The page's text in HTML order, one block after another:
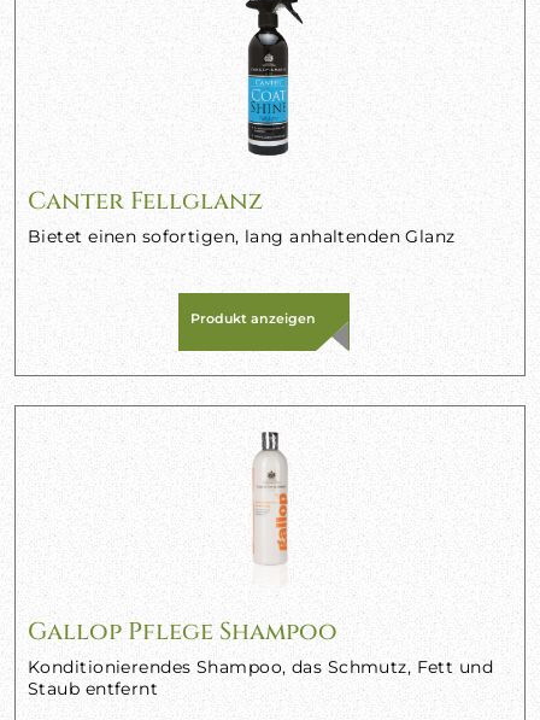
Canter Fellglanz
Bietet einen sofortigen, lang anhaltenden Glanz
Produkt anzeigen
Gallop Pflege Shampoo
Konditionierendes Shampoo, das Schmutz, Fett und
Staub entfernt